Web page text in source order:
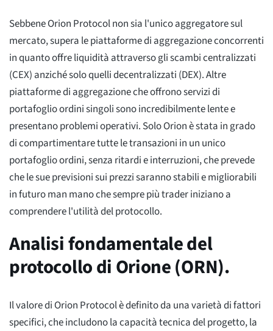
Sebbene Orion Protocol non sia l'unico aggregatore sul
mercato, supera le piattaforme di aggregazione concorrenti
in quanto offre liquidità attraverso gli scambi centralizzati
(CEX) anziché solo quelli decentralizzati (DEX). Altre
piattaforme di aggregazione che offrono servizi di
portafoglio ordini singoli sono incredibilmente lente e
presentano problemi operativi. Solo Orion è stata in grado
di compartimentare tutte le transazioni in un unico
portafoglio ordini, senza ritardi e interruzioni, che prevede
che le sue previsioni sui prezzi saranno stabili e migliorabili
in futuro man mano che sempre più trader iniziano a
comprendere l'utilità del protocollo.
Analisi fondamentale del
protocollo di Orione (ORN).
Il valore di Orion Protocol è definito da una varietà di fattori
specifici, che includono la capacità tecnica del progetto, la